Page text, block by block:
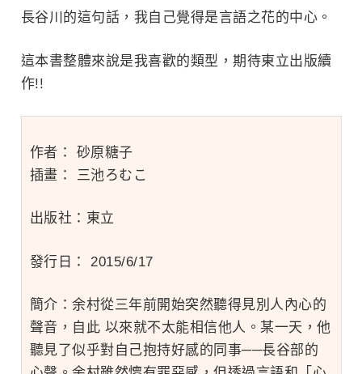
長谷川的這句話，我自己覺得是言語之花的中心。
這本書整體來說是我喜歡的類型，期待東立出版續
作!!
作者： 砂原糖子
插畫：
三池ろむこ
出版社：東立
發行日： 2015/6/17
簡介：余村從三年前開始突然聽得見別人內心的
聲音，自此 以來就不太能相信他人。某一天，他
聽見了似乎對自己抱持好感的同事──長谷部的